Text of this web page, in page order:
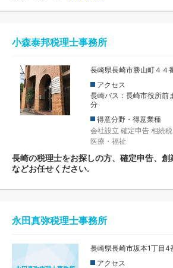
小森泰邦税理士事務所
長崎県長崎市勝山町４４
アクセス
長崎バス：長崎市役所
分
得意分野・得意業種
会社設立 確定申告 相続税
医療・福祉
長崎の税理士をお探しの方、確定申告、
などお任せください.
永田真弥税理士事務所
長崎県長崎市坂本1丁目
アクセス